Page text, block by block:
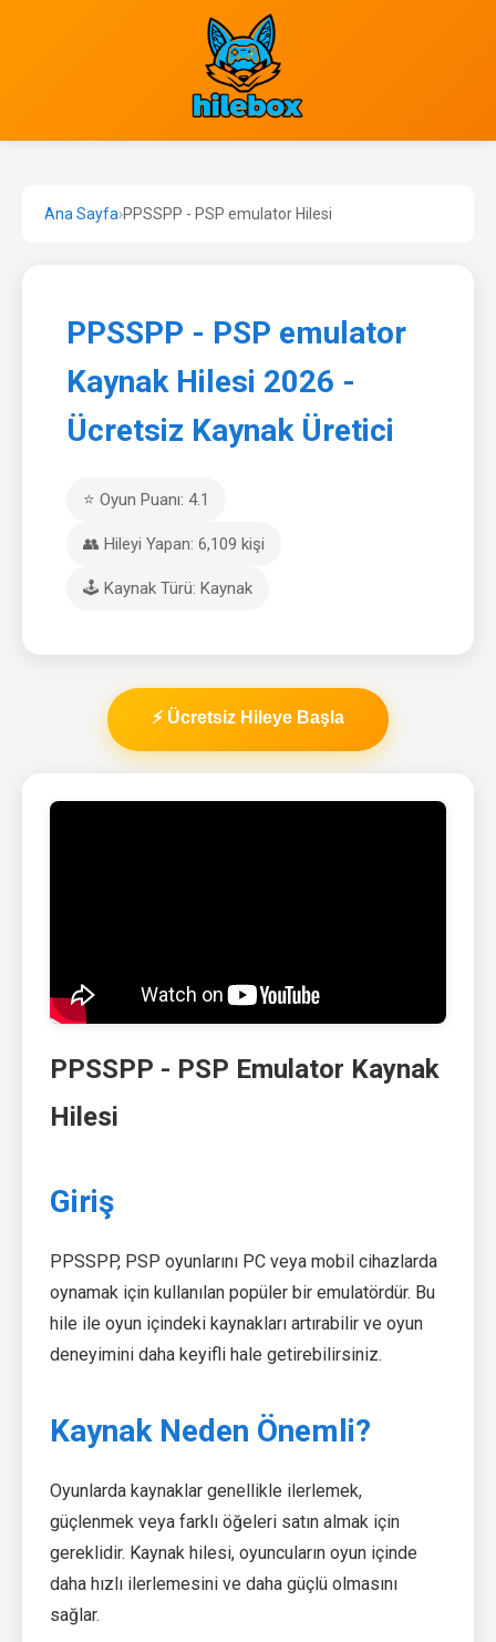
Ana Sayfa›PPSSPP - PSP emulator Hilesi
PPSSPP - PSP emulator
Kaynak Hilesi 2026 -
Ücretsiz Kaynak Üretici
⭐ Oyun Puanı: 4.1
👥 Hileyi Yapan: 6,109 kişi
🕹️ Kaynak Türü: Kaynak
⚡ Ücretsiz Hileye Başla
PPSSPP - PSP Emulator Kaynak
Hilesi
Giriş
PPSSPP, PSP oyunlarını PC veya mobil cihazlarda
oynamak için kullanılan popüler bir emulatördür. Bu
hile ile oyun içindeki kaynakları artırabilir ve oyun
deneyimini daha keyifli hale getirebilirsiniz.
Kaynak Neden Önemli?
Oyunlarda kaynaklar genellikle ilerlemek,
güçlenmek veya farklı öğeleri satın almak için
gereklidir. Kaynak hilesi, oyuncuların oyun içinde
daha hızlı ilerlemesini ve daha güçlü olmasını
sağlar.